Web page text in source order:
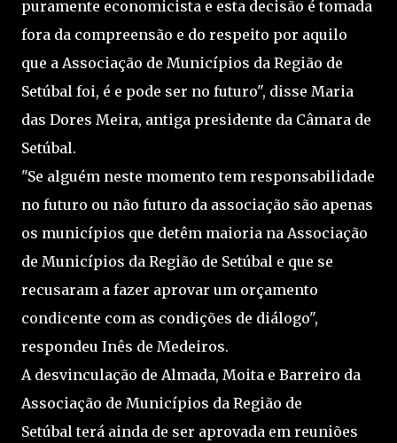
puramente economicista e esta decisão é tomada
fora da compreensão e do respeito por aquilo
que a Associação de Municípios da Região de
Setúbal foi, é e pode ser no futuro", disse Maria
das Dores Meira, antiga presidente da Câmara de
Setúbal.
"Se alguém neste momento tem responsabilidade
no futuro ou não futuro da associação são apenas
os municípios que detêm maioria na Associação
de Municípios da Região de Setúbal e que se
recusaram a fazer aprovar um orçamento
condicente com as condições de diálogo",
respondeu Inês de Medeiros.
A desvinculação de Almada, Moita e Barreiro da
Associação de Municípios da Região de
Setúbal terá ainda de ser aprovada em reuniões